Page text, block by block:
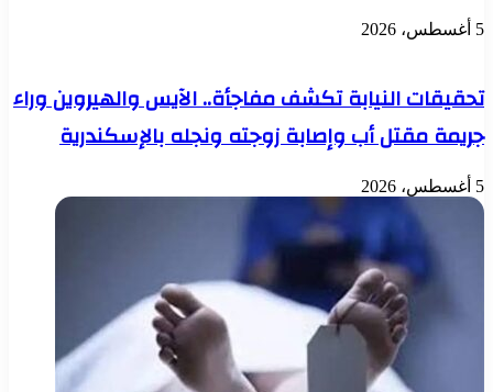
5 أغسطس، 2026
تحقيقات النيابة تكشف مفاجأة.. الآيس والهيروين وراء
جريمة مقتل أب وإصابة زوجته ونجله بالإسكندرية
5 أغسطس، 2026